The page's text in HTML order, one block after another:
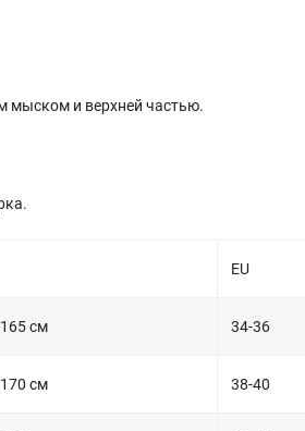
мыском и верхней частью.
EU
см 34-36
см 38-40